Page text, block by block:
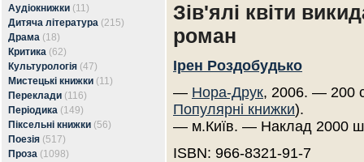
Аудіокнижки (11)
Дитяча література (215)
Драма (18)
Критика (62)
Культурологія (47)
Мистецькі книжки (11)
Переклади (116)
Періодика (149)
Піксельні книжки (56)
Поезія (517)
Проза (1098)
Зів'ялі квіти
роман
Ірен Роздобудько
— Нора-Друк, 2006. — 200
Популярні книжки).
— м.Київ. — Наклад 2000
ISBN: 966-8321-91-7